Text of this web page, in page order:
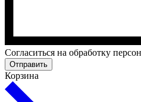
Cогласиться на обработку
Отправить
Корзина